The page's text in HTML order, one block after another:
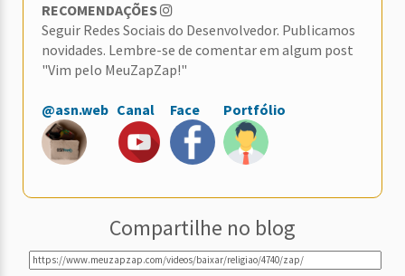
RECOMENDAÇÕES
Seguir Redes Sociais do Desenvolvedor. Publicamos
novidades. Lembre-se de comentar em algum post
"Vim pelo MeuZapZap!"
@asn.web Canal Face Portfólio
Compartilhe no blog